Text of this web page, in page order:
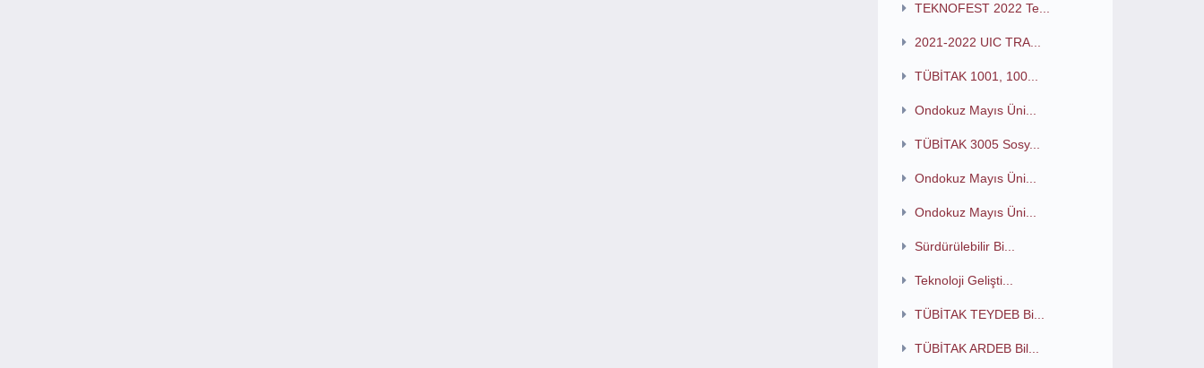
TEKNOFEST 2022 Te...
2021-2022 UIC TRA...
TÜBİTAK 1001, 100...
Ondokuz Mayıs Üni...
TÜBİTAK 3005 Sosy...
Ondokuz Mayıs Üni...
Ondokuz Mayıs Üni...
Sürdürülebilir Bi...
Teknoloji Gelişti...
TÜBİTAK TEYDEB Bi...
TÜBİTAK ARDEB Bil...